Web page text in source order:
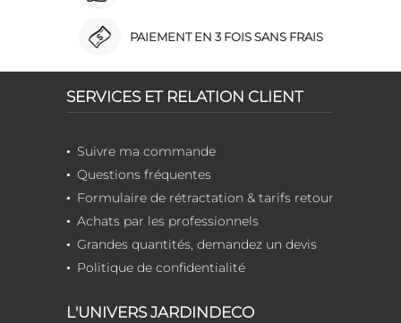
PAIEMENT EN 3 FOIS SANS FRAIS
SERVICES ET RELATION CLIENT
Suivre ma commande
Questions fréquentes
Formulaire de rétractation & tarifs retour
Achats par les professionnels
Grandes quantités, demandez un devis
Politique de confidentialité
L'UNIVERS JARDINDECO